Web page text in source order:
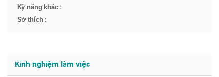
Kỹ năng khác :
Sở thích :
Kinh nghiệm làm việc